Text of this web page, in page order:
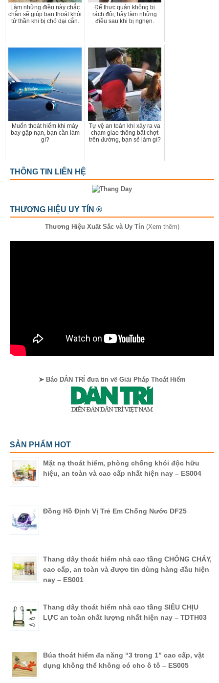
Làm những điều này chắc
chắn sẽ giúp bạn thoát khỏi
tử thần khi bị chó dại cắn.
Để thực quản không bị
rách đôi, hãy làm những
điều sau khi bị nghẹn.
Muốn thoát hiểm khi máy
bay gặp nạn, bạn cần làm
gì?
Tự vệ an toàn khi xảy ra va
chạm giao thông bất chợt
trên đường, bạn sẽ làm gì?
THÔNG TIN LIÊN HỆ
THƯƠNG HIỆU UY TÍN ®
Thương Hiệu Xuất Sắc và Uy Tín (Xem thêm)
➤ Báo DÂN TRÍ đưa tin về Giải Pháp Thoát Hiểm
SẢN PHẨM HOT
Mặt nạ thoát hiểm, phòng chống khói độc hữu
hiệu, an toàn và cao cấp nhất hiện nay – ES004
Đồng Hồ Định Vị Trẻ Em Chống Nước DF25
Thang dây thoát hiểm nhà cao tầng CHỐNG CHÁY,
cao cấp, an toàn và được tin dùng hàng đầu hiện
nay – ES001
Thang dây thoát hiểm nhà cao tầng SIÊU CHỊU
LỰC an toàn chất lượng nhất hiện nay – TDTH03
Búa thoát hiểm đa năng “3 trong 1” cao cấp, vật
dụng không thể không có cho ô tô – ES005